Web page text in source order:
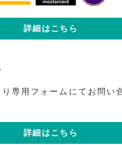
詳細はこちら
専用フォームにてお問い
詳細はこちら